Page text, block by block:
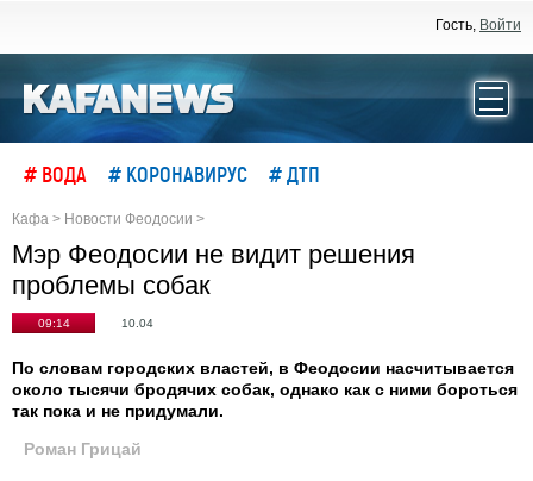
Гость, Войти
# ВОДА # КОРОНАВИРУС # ДТП
Кафа > Новости Феодосии >
Мэр Феодосии не видит решения
проблемы собак
09:14 10.04
По словам городских властей, в Феодосии насчитывается
около тысячи бродячих собак, однако как с ними бороться
так пока и не придумали.
Роман Грицай